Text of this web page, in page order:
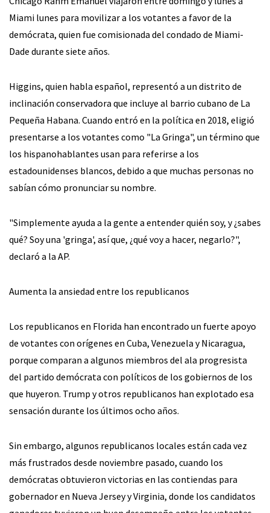
Miami lunes para movilizar a los votantes a favor de la
demócrata, quien fue comisionada del condado de Miami-
Dade durante siete años.
Higgins, quien habla español, representó a un distrito de
inclinación conservadora que incluye al barrio cubano de La
Pequeña Habana. Cuando entró en la política en 2018, eligió
presentarse a los votantes como "La Gringa", un término que
los hispanohablantes usan para referirse a los
estadounidenses blancos, debido a que muchas personas no
sabían cómo pronunciar su nombre.
"Simplemente ayuda a la gente a entender quién soy, y ¿sabes
qué? Soy una 'gringa', así que, ¿qué voy a hacer, negarlo?",
declaró a la AP.
Aumenta la ansiedad entre los republicanos
Los republicanos en Florida han encontrado un fuerte apoyo
de votantes con orígenes en Cuba, Venezuela y Nicaragua,
porque comparan a algunos miembros del ala progresista
del partido demócrata con políticos de los gobiernos de los
que huyeron. Trump y otros republicanos han explotado esa
sensación durante los últimos ocho años.
Sin embargo, algunos republicanos locales están cada vez
más frustrados desde noviembre pasado, cuando los
demócratas obtuvieron victorias en las contiendas para
gobernador en Nueva Jersey y Virginia, donde los candidatos